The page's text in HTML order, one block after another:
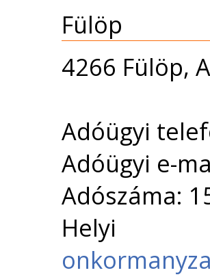
Fülöp
4266 Fülöp,
Adóügyi
Adóügyi e-
Adószáma:
Helyi